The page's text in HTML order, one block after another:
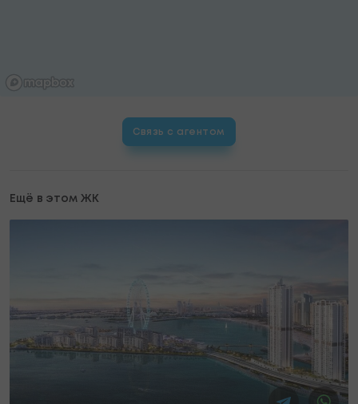
Связь с агентом
Ещё в этом ЖК